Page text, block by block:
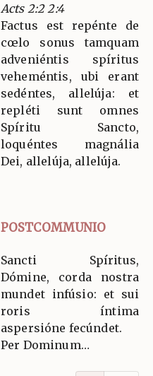
Acts 2:2 2:4
Factus est repénte de
cœlo sonus tamquam
adveniéntis spíritus
veheméntis, ubi erant
sedéntes, allelúja: et
repléti sunt omnes
Spíritu Sancto,
loquéntes magnália
Dei, allelúja, allelúja.
POSTCOMMUNIO
Sancti Spíritus,
Dómine, corda nostra
mundet infúsio: et sui
roris íntima
aspersióne fecúndet.
Per Dominum…